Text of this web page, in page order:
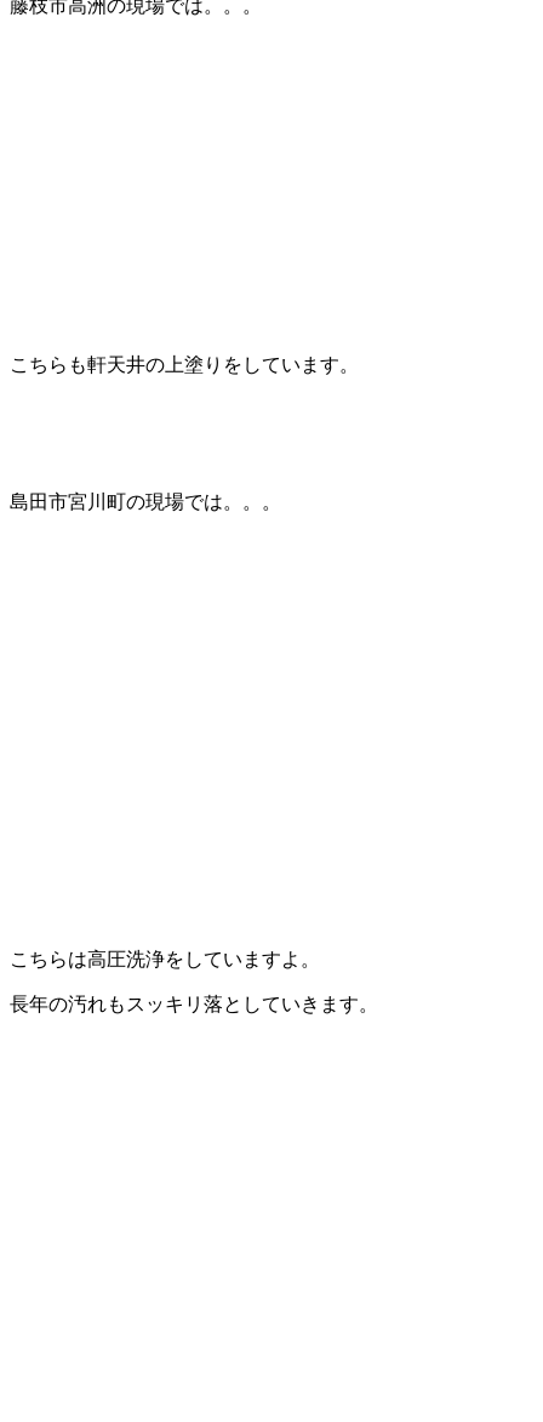
藤枝市高洲の現場では。。。
こちらも軒天井の上塗りをしています。
島田市宮川町の現場では。。。
こちらは高圧洗浄をしていますよ。
長年の汚れもスッキリ落としていきます。